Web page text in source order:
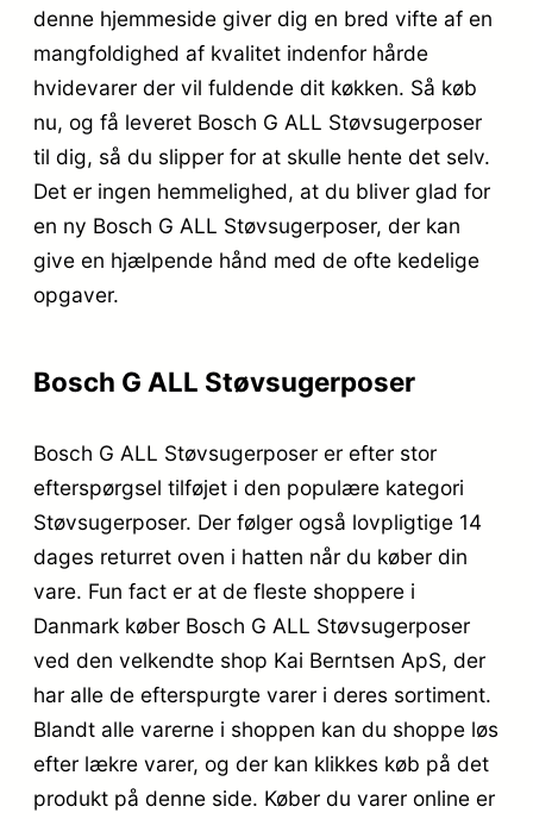
denne hjemmeside giver dig en bred vifte af en
mangfoldighed af kvalitet indenfor hårde
hvidevarer der vil fuldende dit køkken. Så køb
nu, og få leveret Bosch G ALL Støvsugerposer
til dig, så du slipper for at skulle hente det selv.
Det er ingen hemmelighed, at du bliver glad for
en ny Bosch G ALL Støvsugerposer, der kan
give en hjælpende hånd med de ofte kedelige
opgaver.
Bosch G ALL Støvsugerposer
Bosch G ALL Støvsugerposer er efter stor
efterspørgsel tilføjet i den populære kategori
Støvsugerposer. Der følger også lovpligtige 14
dages returret oven i hatten når du køber din
vare. Fun fact er at de fleste shoppere i
Danmark køber Bosch G ALL Støvsugerposer
ved den velkendte shop Kai Berntsen ApS, der
har alle de efterspurgte varer i deres sortiment.
Blandt alle varerne i shoppen kan du shoppe løs
efter lækre varer, og der kan klikkes køb på det
produkt på denne side. Køber du varer online er